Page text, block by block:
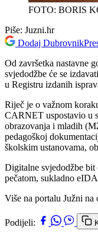
FOTO: BORIS
Piše: Juzni.hr
Dodaj
Od završetka nastavne
svjedodžbe će se
u Registru izdanih
Riječ je o važnom
CARNET uspostavio u
obrazovanja i mladih
pedagoškoj
školskim ustanovama,
Digitalne svjedodžbe
pečatom, sukladno
Više na portalu Južni na
Podijeli: